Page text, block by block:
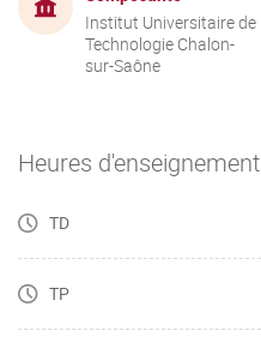
Institut Universitaire de
Technologie Chalon-
sur-Saône
Heures d'enseignement
TD
TP